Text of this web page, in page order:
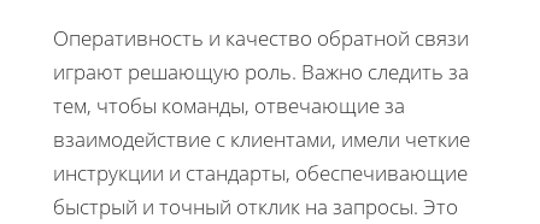
Оперативность и качество обратной связи
играют решающую роль. Важно следить за
тем, чтобы команды, отвечающие за
взаимодействие с клиентами, имели четкие
инструкции и стандарты, обеспечивающие
быстрый и точный отклик на запросы. Это